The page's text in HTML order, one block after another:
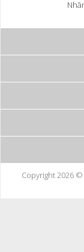
Copyright 2026 ©